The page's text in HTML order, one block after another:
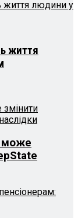
життя
може